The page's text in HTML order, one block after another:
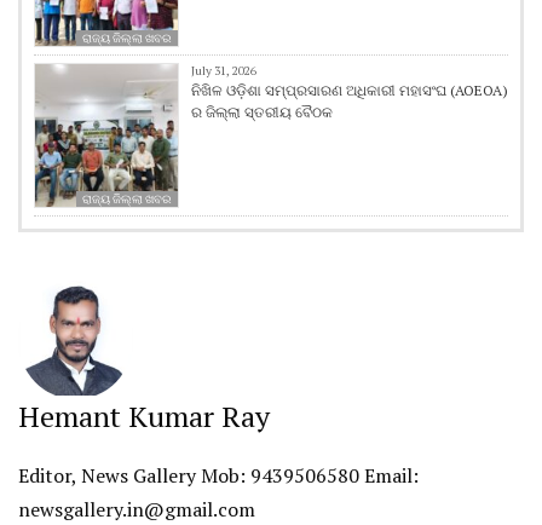
ରାଜ୍ୟ ଜିଲ୍ଲା ଖବର
ରାଜ୍ୟ ଜିଲ୍ଲା ଖବର
July 31, 2026
ନିଖିଳ ଓଡ଼ିଶା ସମ୍ପ୍ରସାରଣ ଅଧିକାରୀ ମହାସଂଘ (AOEOA)
ର ଜିଲ୍ଲା ସ୍ତରୀୟ ବୈଠକ
Hemant Kumar Ray
Editor, News Gallery Mob: 9439506580 Email:
newsgallery.in@gmail.com